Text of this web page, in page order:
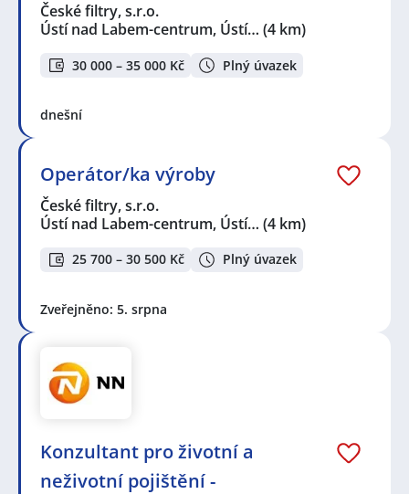
České filtry, s.r.o.
Ústí nad Labem-centrum, Ústí… (4 km)
30 000 – 35 000 Kč Plný úvazek
dnešní
Operátor/ka výroby
České filtry, s.r.o.
Ústí nad Labem-centrum, Ústí… (4 km)
25 700 – 30 500 Kč Plný úvazek
Zveřejněno: 5. srpna
Konzultant pro životní a
neživotní pojištění -